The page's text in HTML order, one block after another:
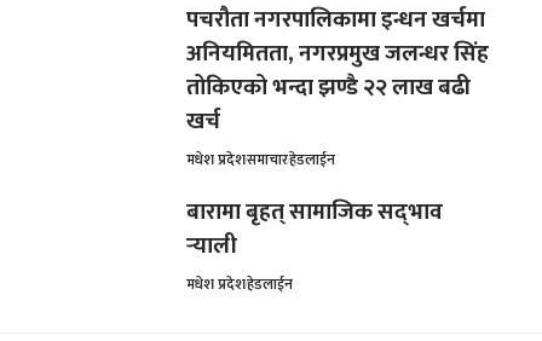
पचरौता नगरपालिकामा इन्धन खर्चमा
अनियमितता, नगरप्रमुख जलन्धर सिंह
तोकिएको भन्दा झण्डै २२ लाख बढी
खर्च
मधेश प्रदेशसमाचारहेडलाईन
बारामा बृहत् सामाजिक सद्‌भाव
र्‍याली
मधेश प्रदेशहेडलाईन